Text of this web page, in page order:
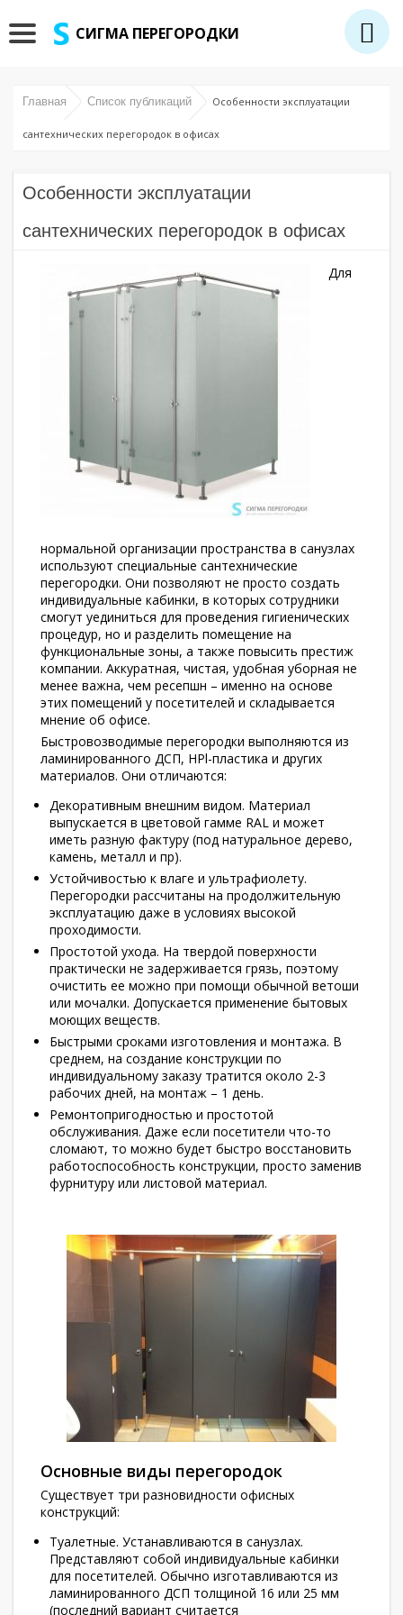
СИГМА ПЕРЕГОРОДКИ
Главная Список публикаций Особенности эксплуатации
сантехнических перегородок в офисах
Особенности эксплуатации
сантехнических перегородок в офисах
Для
нормальной организации пространства в санузлах
используют специальные сантехнические
перегородки. Они позволяют не просто создать
индивидуальные кабинки, в которых сотрудники
смогут уединиться для проведения гигиенических
процедур, но и разделить помещение на
функциональные зоны, а также повысить престиж
компании. Аккуратная, чистая, удобная уборная не
менее важна, чем ресепшн – именно на основе
этих помещений у посетителей и складывается
мнение об офисе.
Быстровозводимые перегородки выполняются из
ламинированного ДСП, HPl-пластика и других
материалов. Они отличаются:
Декоративным внешним видом. Материал
выпускается в цветовой гамме RAL и может
иметь разную фактуру (под натуральное дерево,
камень, металл и пр).
Устойчивостью к влаге и ультрафиолету.
Перегородки рассчитаны на продолжительную
эксплуатацию даже в условиях высокой
проходимости.
Простотой ухода. На твердой поверхности
практически не задерживается грязь, поэтому
очистить ее можно при помощи обычной ветоши
или мочалки. Допускается применение бытовых
моющих веществ.
Быстрыми сроками изготовления и монтажа. В
среднем, на создание конструкции по
индивидуальному заказу тратится около 2-3
рабочих дней, на монтаж – 1 день.
Ремонтопригодностью и простотой
обслуживания. Даже если посетители что-то
сломают, то можно будет быстро восстановить
работоспособность конструкции, просто заменив
фурнитуру или листовой материал.
Основные виды перегородок
Существует три разновидности офисных
конструкций:
Туалетные. Устанавливаются в санузлах.
Представляют собой индивидуальные кабинки
для посетителей. Обычно изготавливаются из
ламинированного ДСП толщиной 16 или 25 мм
(последний вариант считается